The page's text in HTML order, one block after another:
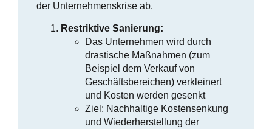
der Unternehmenskrise ab.
Restriktive Sanierung:
Das Unternehmen wird durch
drastische Maßnahmen (zum
Beispiel dem Verkauf von
Geschäftsbereichen) verkleinert
und Kosten werden gesenkt
Ziel: Nachhaltige Kostensenkung
und Wiederherstellung der